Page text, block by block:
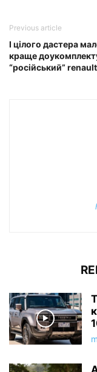
Previous article
І цілого дастера
краще
“російський”